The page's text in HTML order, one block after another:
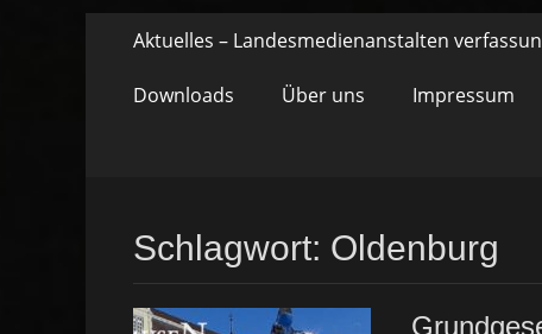
Primäres
Springe
zum
Inhalt
Aktuelles – Landesmedienanstalten
Downloads Über uns Impressum
Schlagwort: Oldenburg